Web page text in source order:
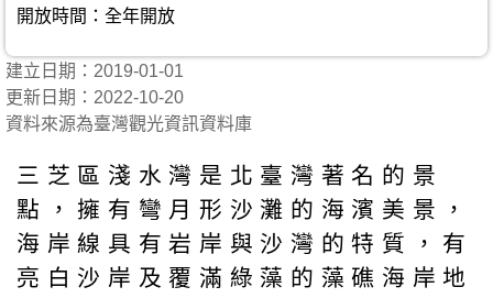
開放時間：全年開放
建立日期：2019-01-01
更新日期：2022-10-20
資料來源為臺灣觀光資訊資料庫
三芝區淺水灣是北臺灣著名的景
點，擁有彎月形沙灘的海濱美景，
海岸線具有岩岸與沙灣的特質，有
亮白沙岸及覆滿綠藻的藻礁海岸地